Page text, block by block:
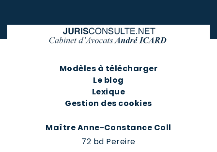
Modèles à télécharger
Le blog
Lexique
Gestion des cookies
Maître Anne-Constance Coll
72 bd Pereire